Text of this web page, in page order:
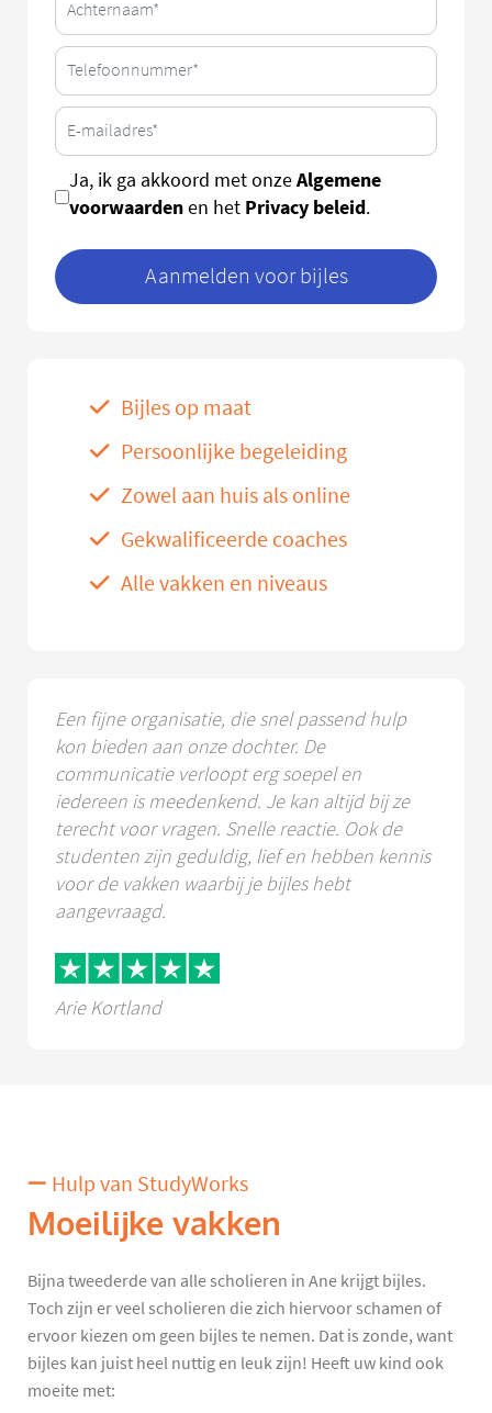
Ja, ik ga akkoord met onzeAlgemene
voorwaardenen het Privacy beleid.
Aanmelden voor bijles
Bijles op maat
Persoonlijke begeleiding
Zowel aan huis als online
Gekwalificeerde coaches
Alle vakken en niveaus
Een fijne organisatie, die snel passend hulp
kon bieden aan onze dochter. De
communicatie verloopt erg soepel en
iedereen is meedenkend. Je kan altijd bij ze
terecht voor vragen. Snelle reactie. Ook de
studenten zijn geduldig, lief en hebben kennis
voor de vakken waarbij je bijles hebt
aangevraagd.
Arie Kortland
Hulp van StudyWorks
Moeilijke vakken
Bijna tweederde van alle scholieren in Ane krijgt bijles.
Toch zijn er veel scholieren die zich hiervoor schamen of
ervoor kiezen om geen bijles te nemen. Dat is zonde, want
bijles kan juist heel nuttig en leuk zijn! Heeft uw kind ook
moeite met: